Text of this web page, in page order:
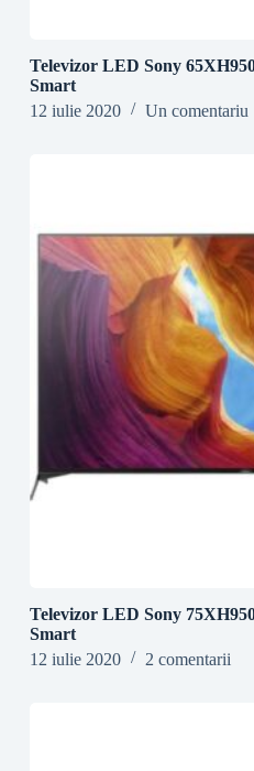
Televizor LED Sony
Smart
12 iulie 2020
Un comentariu
Televizor LED Sony
Smart
12 iulie 2020
2 comentarii